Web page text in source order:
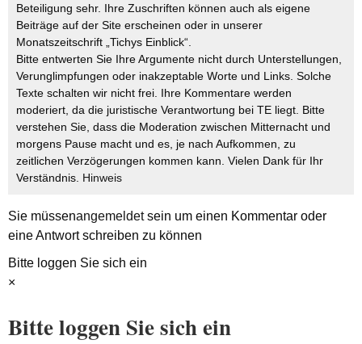
Beteiligung sehr. Ihre Zuschriften können auch als eigene
Beiträge auf der Site erscheinen oder in unserer
Monatszeitschrift „Tichys Einblick“.
Bitte entwerten Sie Ihre Argumente nicht durch Unterstellungen,
Verunglimpfungen oder inakzeptable Worte und Links. Solche
Texte schalten wir nicht frei. Ihre Kommentare werden
moderiert, da die juristische Verantwortung bei TE liegt. Bitte
verstehen Sie, dass die Moderation zwischen Mitternacht und
morgens Pause macht und es, je nach Aufkommen, zu
zeitlichen Verzögerungen kommen kann. Vielen Dank für Ihr
Verständnis. Hinweis
Sie müssenangemeldetsein um einen Kommentar oder
eine Antwort schreiben zu können
Bitte loggen Sie sich ein
×
Bitte loggen Sie sich ein